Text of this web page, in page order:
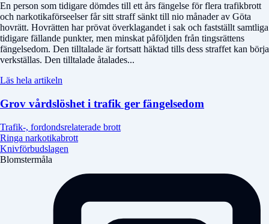
En person som tidigare dömdes till ett års fängelse för flera trafikbrott
och narkotikaförseelser får sitt straff sänkt till nio månader av Göta
hovrätt. Hovrätten har prövat överklagandet i sak och fastställt samtliga
tidigare fällande punkter, men minskat påföljden från tingsrättens
fängelsedom. Den tilltalade är fortsatt häktad tills dess straffet kan börja
verkställas. Den tilltalade åtalades...
Läs hela artikeln
Grov vårdslöshet i trafik ger fängelsedom
Trafik-, fordondsrelaterade brott
Ringa narkotikabrott
Knivförbudslagen
Blomstermåla